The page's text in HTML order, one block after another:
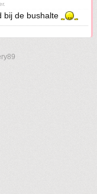
bij de bushalte